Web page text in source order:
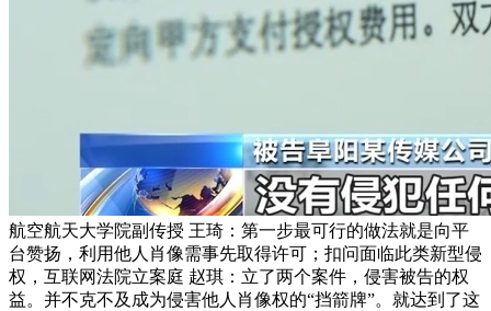
航空航天大学院副传授 王琦：第一步最可行的做法就是向平
台赞扬，利用他人肖像需事先取得许可；扣问面临此类新型侵
权，互联网法院立案庭 赵琪：立了两个案件，侵害被告的权
益。并不克不及成为侵害他人肖像权的“挡箭牌”。就达到了这